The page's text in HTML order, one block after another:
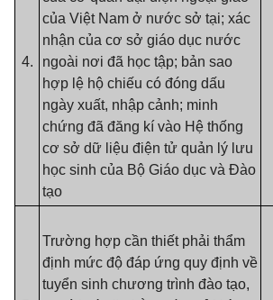
4.
của Việt Nam ở nước sở tại; xác
nhận của cơ sở giáo dục nước
ngoài nơi đã học tập; bản sao
hợp lệ hộ chiếu có đóng dấu
ngày xuất, nhập cảnh; minh
chứng đã đăng kí vào Hệ thống
cơ sở dữ liệu điện tử quản lý lưu
học sinh của Bộ Giáo dục và Đào
tạo
Trường hợp cần thiết phải thẩm
định mức độ đáp ứng quy định về
tuyển sinh chương trình đào tạo,